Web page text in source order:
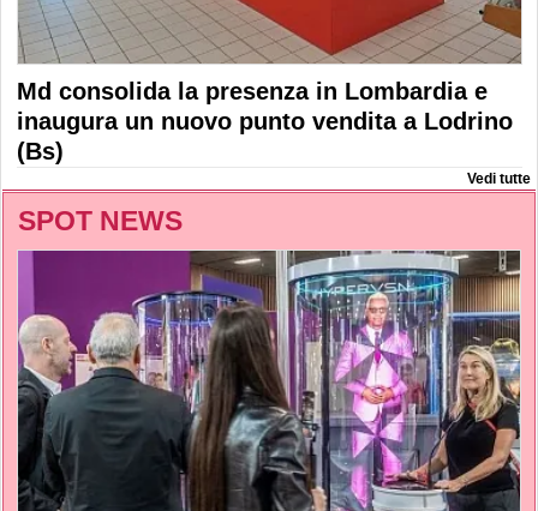
Md consolida la presenza in Lombardia e
inaugura un nuovo punto vendita a Lodrino
(Bs)
Vedi tutte
SPOT NEWS